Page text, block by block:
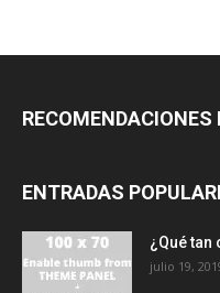
RECOMENDACIONES
ENTRADAS
¿Qué tan
julio 19,